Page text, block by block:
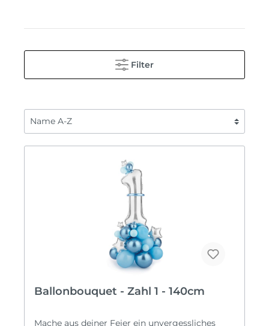
Filter
Ballonbouquet - Zahl 1 - 140cm
Mache aus deiner Feier ein unvergessliches